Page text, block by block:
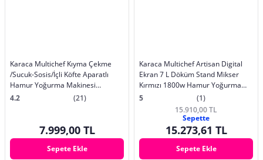
Karaca Multichef Kıyma Çekme
/Sucuk-Sosis/İçli Köfte Aparatlı
Hamur Yoğurma Makinesi
Rosegold 1900W 5,5L
4.2 (21)
7.999,00 TL
Sepete Ekle
Karaca Multichef Artisan Digital
Ekran 7 L Döküm Stand Mikser
Kırmızı 1800w Hamur Yoğurma
Makinası
5
(1)
15.910,00 TL
Sepette
15.273,61 TL
Sepete Ekle